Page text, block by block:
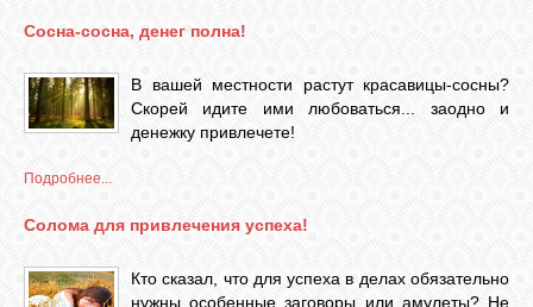
Сосна-сосна, денег полна!
В вашей местности растут красавицы-сосны?
Скорей идите ими любоваться... заодно и
денежку привлечете!
Подробнее...
Солома для привлечения успеха!
Кто сказал, что для успеха в делах обязательно
нужны особенные заговоры или амулеты? Не